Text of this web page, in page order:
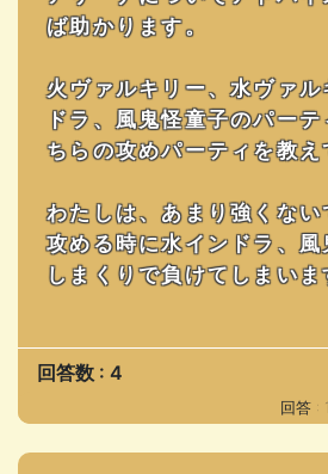
ば助かります。
火ヴァルキリー、水ヴァ
ドラ、風鬼怪童子のパー
ちらの攻めパーティを教え
わたしは、あまり強くな
攻める時に水インドラ、
しまくりで負けてしまいま
回答数 : 4
回答 :